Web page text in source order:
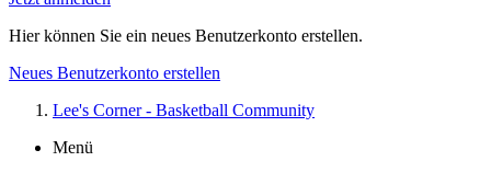
Hier können Sie ein neues Benutzerkonto erstellen.
Neues Benutzerkonto erstellen
Lee's Corner - Basketball Community
Menü